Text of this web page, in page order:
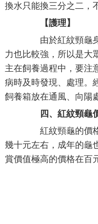
換水只能換三分之二，
【護理】
由於紅紋頸龜身
力也比較強，所以是大
主在飼養過程中，要注
病時及時發現、處理。
飼養箱放在通風、向陽
四、紅紋頸龜
紅紋頸龜的價格
幾十元左右，成年的龜
賞價值極高的價格在百